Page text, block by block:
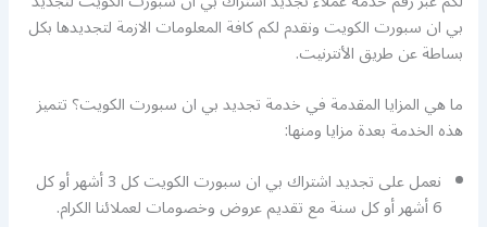
بي ان سبورت الكويت ونقدم لكم كافة المعلومات الازمة لتجديدها بكل
بساطة عن طريق الأنترنيت.
ما هي المزايا المقدمة في خدمة تجديد بي ان سبورت الكويت؟ تتميز
هذه الخدمة بعدة مزايا ومنها:
نعمل على تجديد اشتراك بي ان سبورت الكويت كل 3 أشهر أو كل
6 أشهر أو كل سنة مع تقديم عروض وخصومات لعملائنا الكرام.